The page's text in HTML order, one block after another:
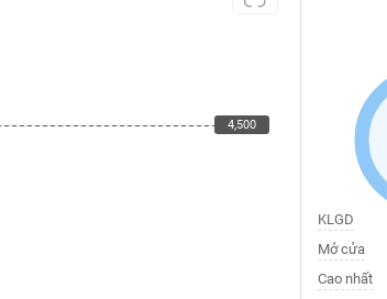
4,500
4,500
KLGD
Mở cửa
Cao nhất